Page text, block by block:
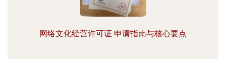
网络文化经营许可证 申请指南与核心要点